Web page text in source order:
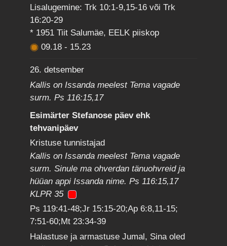
Lisalugemine: Trk 10:1-9,15-16 või Trk
16:20-29
* 1951 Tiit Salumäe, EELK piiskop
09.18- 15.23
26. detsember
Kallis on Issanda meelest Tema vagade
surm. Ps 116:15,17
Esimärter Stefanose päev ehk
tehvanipäev
Kristuse tunnistajad
Kallis on Issanda meelest Tema vagade
surm. Sinule ma ohverdan tänuohvreid ja
hüüan appi Issanda nime. Ps 116:15,17
KLPR 35
Ps 119:41-48;Jr 15:15-20;Ap 6:8,11-15;
7:51-60;Mt 23:34-39
Halastuse ja armastuse Jumal, Sina oled